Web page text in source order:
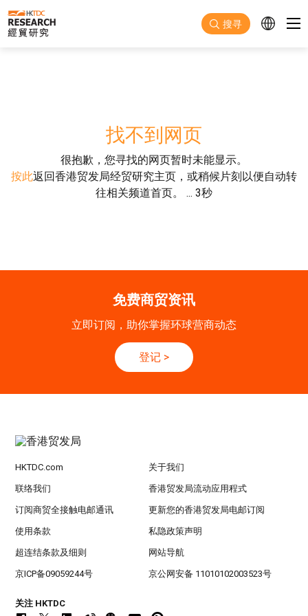
跳至主要内容
搜寻
找不到网页
很抱歉，您寻找的网页暂时未能显示。
按此返回香港贸发局经贸研究主页，或稍候片刻以便自动转
往相关频道首页。
... 3秒
免费商贸资讯
立即订阅，助你掌握环球营商动态
登记 >
HKTDC.com 关于我们
联络我们 香港贸发局流动应用程式
订阅商贸全接触电邮通讯 更新您的香港贸发局电邮订阅
使用条款 私隐政策声明
超连结条款及细则 网站导航
京ICP备09059244号 京公网安备 11010102003523号
关注 HKTDC